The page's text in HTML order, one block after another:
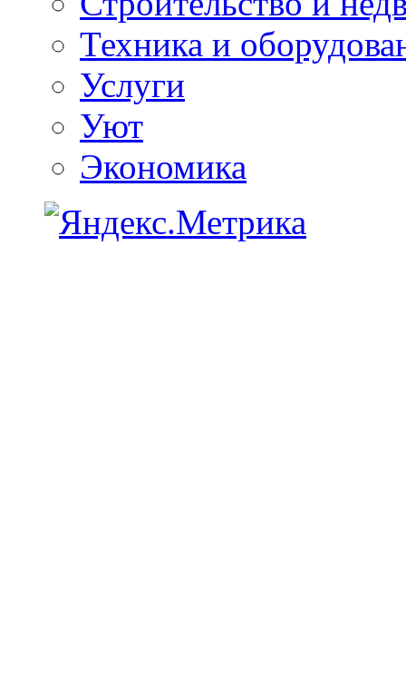
Техника и
Услуги
Уют
Экономика